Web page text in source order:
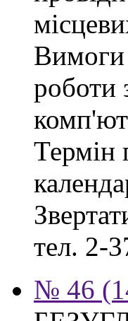
Вимоги
роботи
Термін
тел. 2-
№ 46